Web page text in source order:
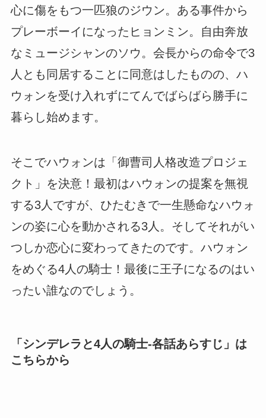
心に傷をもつ一匹狼のジウン。ある事件から
プレーボーイになったヒョンミン。自由奔放
なミュージシャンのソウ。会長からの命令で3
人とも同居することに同意はしたものの、ハ
ウォンを受け入れずにてんでばらばら勝手に
暮らし始めます。
そこでハウォンは「御曹司人格改造プロジェ
クト」を決意！最初はハウォンの提案を無視
する3人ですが、ひたむきで一生懸命なハウォ
ンの姿に心を動かされる3人。そしてそれがい
つしか恋心に変わってきたのです。ハウォン
をめぐる4人の騎士！最後に王子になるのはい
ったい誰なのでしょう。
「 シンデレラと4人の騎士-各話あらすじ 」は
こちらから